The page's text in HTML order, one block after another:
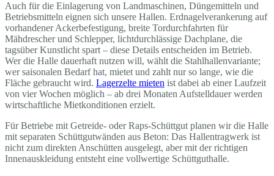
Auch für die Einlagerung von Landmaschinen, Düngemitteln und
Betriebsmitteln eignen sich unsere Hallen. Erdnagelverankerung auf
vorhandener Ackerbefestigung, breite Tordurchfahrten für
Mähdrescher und Schlepper, lichtdurchlässige Dachplane, die
tagsüber Kunstlicht spart – diese Details entscheiden im Betrieb.
Wer die Halle dauerhaft nutzen will, wählt die Stahlhallenvariante;
wer saisonalen Bedarf hat, mietet und zahlt nur so lange, wie die
Fläche gebraucht wird. Lagerzelte mieten ist dabei ab einer Laufzeit
von vier Wochen möglich – ab drei Monaten Aufstelldauer werden
wirtschaftliche Mietkonditionen erzielt.
Für Betriebe mit Getreide- oder Raps-Schüttgut planen wir die Halle
mit separaten Schüttgutwänden aus Beton: Das Hallentragwerk ist
nicht zum direkten Anschütten ausgelegt, aber mit der richtigen
Innenauskleidung entsteht eine vollwertige Schüttguthalle.